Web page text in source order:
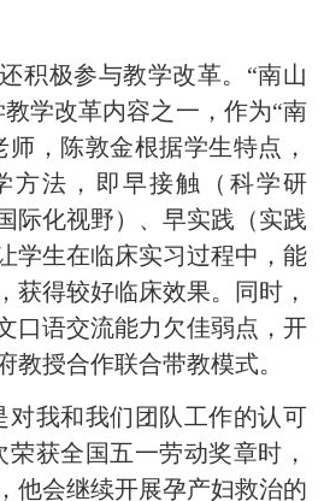
极参与教学改革。“南山
学改革内容之一，作为“南
，陈敦金根据学生特点，
方法，即早接触（科学研
际化视野）、早实践（实践
学生在临床实习过程中，能
获得较好临床效果。同时，
口语交流能力欠佳弱点，开
教授合作联合带教模式。
我和我们团队工作的认可
获全国五一劳动奖章时，
他会继续开展孕产妇救治的